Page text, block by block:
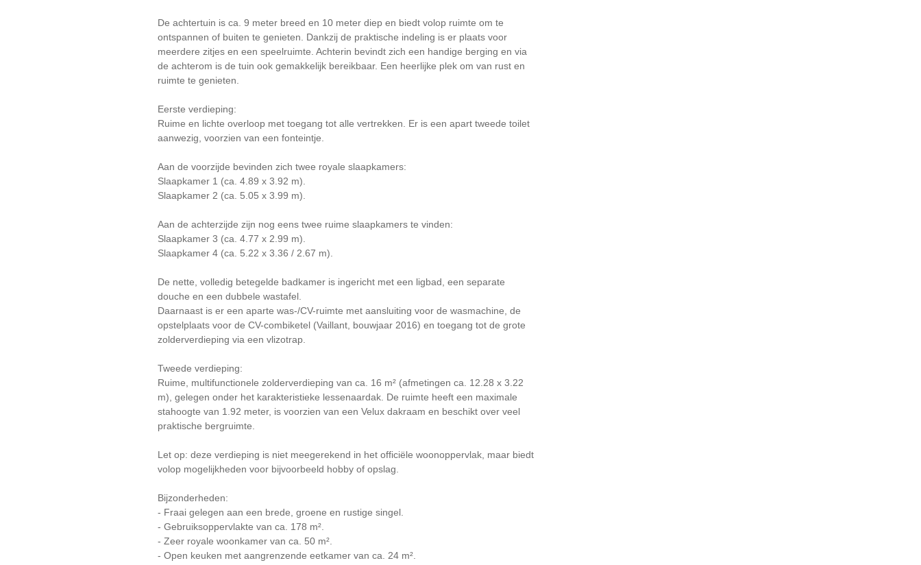
De achtertuin is ca. 9 meter breed en 10 meter diep en biedt volop ruimte om te
ontspannen of buiten te genieten. Dankzij de praktische indeling is er plaats voor
meerdere zitjes en een speelruimte. Achterin bevindt zich een handige berging en via
de achterom is de tuin ook gemakkelijk bereikbaar. Een heerlijke plek om van rust en
ruimte te genieten.
Eerste verdieping:
Ruime en lichte overloop met toegang tot alle vertrekken. Er is een apart tweede toilet
aanwezig, voorzien van een fonteintje.
Aan de voorzijde bevinden zich twee royale slaapkamers:
Slaapkamer 1 (ca. 4.89 x 3.92 m).
Slaapkamer 2 (ca. 5.05 x 3.99 m).
Aan de achterzijde zijn nog eens twee ruime slaapkamers te vinden:
Slaapkamer 3 (ca. 4.77 x 2.99 m).
Slaapkamer 4 (ca. 5.22 x 3.36 / 2.67 m).
De nette, volledig betegelde badkamer is ingericht met een ligbad, een separate
douche en een dubbele wastafel.
Daarnaast is er een aparte was-/CV-ruimte met aansluiting voor de wasmachine, de
opstelplaats voor de CV-combiketel (Vaillant, bouwjaar 2016) en toegang tot de grote
zolderverdieping via een vlizotrap.
Tweede verdieping:
Ruime, multifunctionele zolderverdieping van ca. 16 m² (afmetingen ca. 12.28 x 3.22
m), gelegen onder het karakteristieke lessenaardak. De ruimte heeft een maximale
stahoogte van 1.92 meter, is voorzien van een Velux dakraam en beschikt over veel
praktische bergruimte.
Let op: deze verdieping is niet meegerekend in het officiële woonoppervlak, maar biedt
volop mogelijkheden voor bijvoorbeeld hobby of opslag.
Bijzonderheden:
- Fraai gelegen aan een brede, groene en rustige singel.
- Gebruiksoppervlakte van ca. 178 m².
- Zeer royale woonkamer van ca. 50 m².
- Open keuken met aangrenzende eetkamer van ca. 24 m².